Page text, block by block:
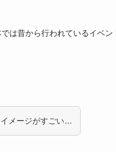
は昔から行われているイベン
メージがすごい…